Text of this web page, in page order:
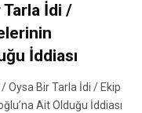
İdi /
İddiası
Oysa Bir Tarla İdi / Ekip
Ait Olduğu İddiası